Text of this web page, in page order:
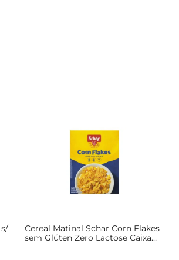
Cereal Matinal Schar Corn Flakes
sem Glúten Zero Lactose Caixa